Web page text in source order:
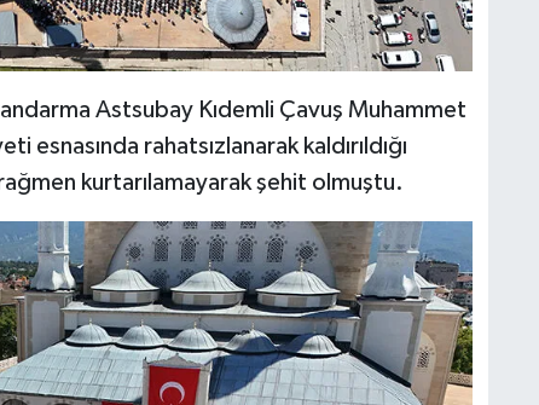
Astsubay Kıdemli Çavuş Muhammet
esnasında rahatsızlanarak kaldırıldığı
kurtarılamayarak şehit olmuştu.